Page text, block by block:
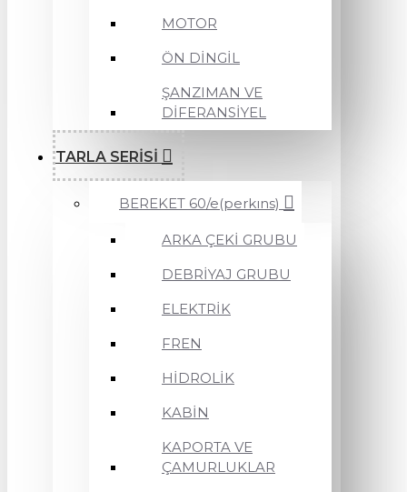
MOTOR
ÖN DİNGİL
ŞANZIMAN VE
DİFERANSİYEL
TARLA SERİSİ
BEREKET 60/e(perkıns)
ARKA ÇEKİ GRUBU
DEBRİYAJ GRUBU
ELEKTRİK
FREN
HİDROLİK
KABİN
KAPORTA VE
ÇAMURLUKLAR